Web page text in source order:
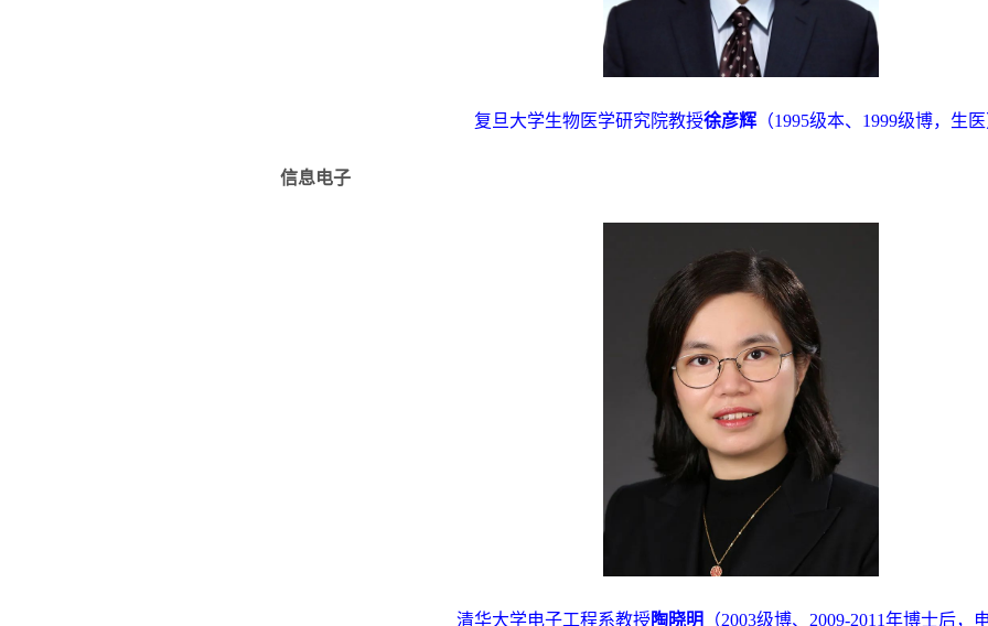
复旦大学生物医学研究院教授徐彦辉 （1995级本、 1999级博，生
信息电子
清华大学电子工程系教授陶晓明 （2003级博、 2009-2011年博士后，